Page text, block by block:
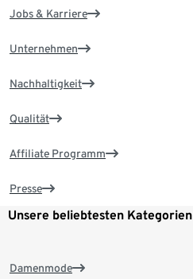
Jobs & Karriere
Unternehmen
Nachhaltigkeit
Qualität
Affiliate Programm
Presse
Unsere beliebtesten Kategorien
Damenmode